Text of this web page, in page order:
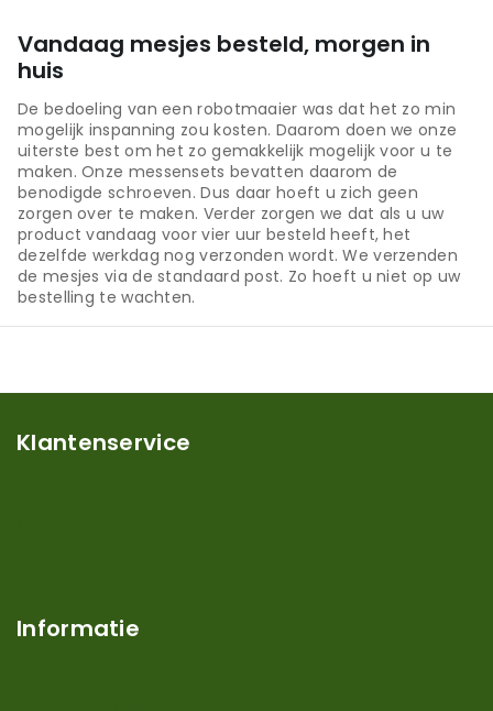
Vandaag mesjes besteld, morgen in
huis
De bedoeling van een robotmaaier was dat het zo min
mogelijk inspanning zou kosten. Daarom doen we onze
uiterste best om het zo gemakkelijk mogelijk voor u te
maken. Onze messensets bevatten daarom de
benodigde schroeven. Dus daar hoeft u zich geen
zorgen over te maken. Verder zorgen we dat als u uw
product vandaag voor vier uur besteld heeft, het
dezelfde werkdag nog verzonden wordt. We verzenden
de mesjes via de standaard post. Zo hoeft u niet op uw
bestelling te wachten.
Klantenservice
Informatie